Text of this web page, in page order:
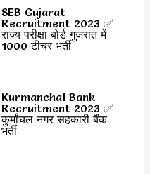
SEB Gujarat
Recruitment 2023 ✅
राज्य परीक्षा बोर्ड गुजरात में
1000 टीचर भर्ती
Kurmanchal Bank
Recruitment 2023 ✅
कुर्मांचल नगर सहकारी बैंक
भर्ती